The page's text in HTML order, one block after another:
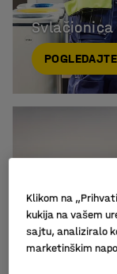
Svlačionica
Ormar
bez
Klikom na
kukija na vašem
sajtu, analiziralo
marketinškim